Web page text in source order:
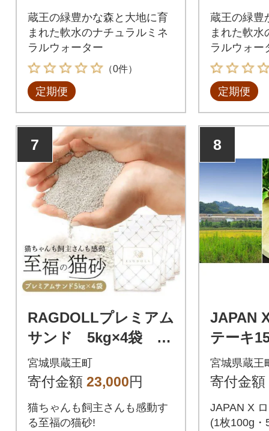
蔵王の緑豊かな森と大地に育
まれた軟水のナチュラルミネ
ラルウォーター
（0件）
定期便
蔵王の緑豊
まれた軟水
ラルウォー
定期便
7
RAGDOLLプレミアム
サンド 5kg×4袋 猫
砂 【04301-0472】
宮城県蔵王町
寄付金額 23,000円
猫ちゃんも飼主さんも感動す
る至福の猫砂!
8
JAPAN
テーキ
【
宮城県蔵王
寄付金額
JAPAN X
(1枚100g